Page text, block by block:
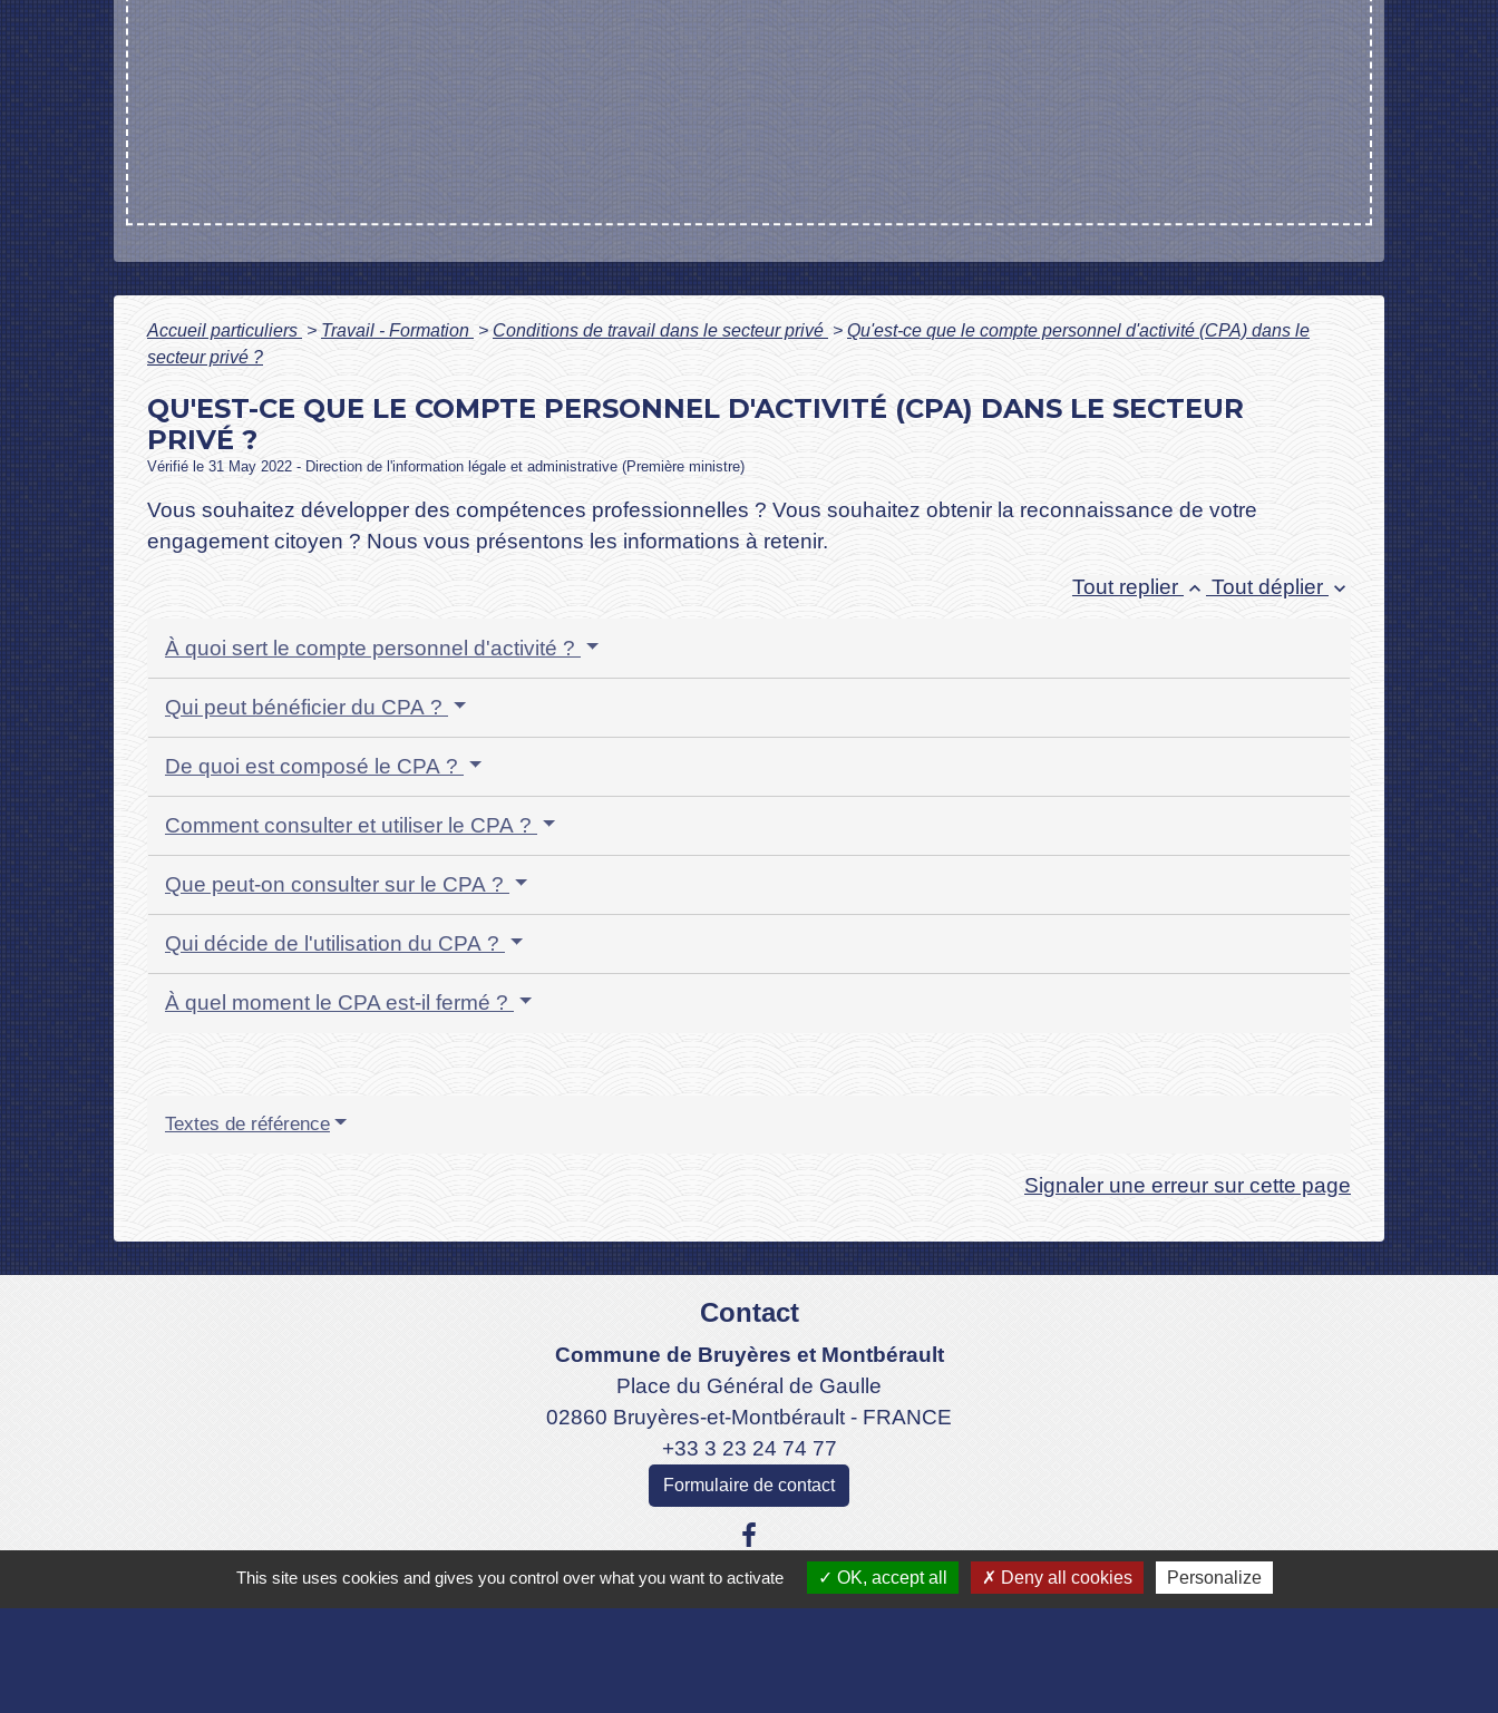
Accueil particuliers > Travail - Formation > Conditions de travail dans le secteur privé > Qu'est-ce que le compte personnel d'activité (CPA) dans le
secteur privé ?
QU'EST-CE QUE LE COMPTE PERSONNEL D'ACTIVITÉ (CPA) DANS LE SECTEUR
PRIVÉ ?
Vérifié le 31 May 2022 - Direction de l'information légale et administrative (Première ministre)
Vous souhaitez développer des compétences professionnelles ? Vous souhaitez obtenir la reconnaissance de votre
engagement citoyen ? Nous vous présentons les informations à retenir.
Tout replier keyboard_arrow_up Tout déplier keyboard_arrow_down
À quoi sert le compte personnel d'activité ?
Qui peut bénéficier du CPA ?
De quoi est composé le CPA ?
Comment consulter et utiliser le CPA ?
Que peut-on consulter sur le CPA ?
Qui décide de l'utilisation du CPA ?
À quel moment le CPA est-il fermé ?
Textes de référence
Signaler une erreur sur cette page
Contact
Commune de Bruyères et Montbérault
Place du Général de Gaulle
02860 Bruyères-et-Montbérault - FRANCE
+33 3 23 24 74 77
Formulaire de contact
This site uses cookies and gives you control over what you want to activate OK, accept all Deny all cookies Personalize